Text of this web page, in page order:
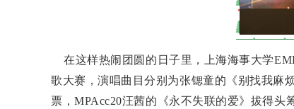
在这样热闹团圆的日子里，上海海事大学
歌大赛，演唱曲目分别为张锶童的《别找我麻
票，MPAcc20汪茜的《永不失联的爱》拔得头